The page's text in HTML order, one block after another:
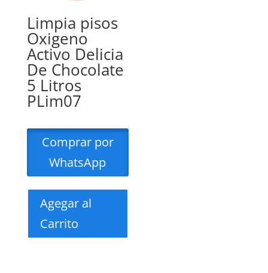
Limpia pisos
Oxigeno
Activo Delicia
De Chocolate
5 Litros
PLim07
Comprar por
WhatsApp
Agegar al
Carrito